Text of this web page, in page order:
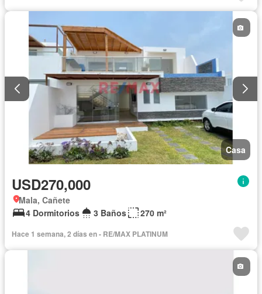
Casa
USD270,000
Mala, Cañete
4 Dormitorios
3 Baños 270 m²
Hace 1 semana, 2 días en - RE/MAX PLATINUM